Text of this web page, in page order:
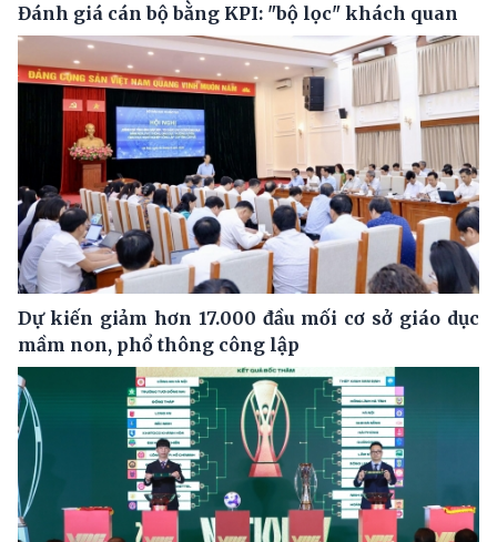
Đánh giá cán bộ bằng KPI: "bộ lọc" khách quan
Dự kiến giảm hơn 17.000 đầu mối cơ sở giáo dục
mầm non, phổ thông công lập